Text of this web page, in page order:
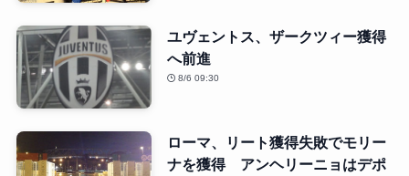
ユヴェントス、ザークツィー獲得
へ前進
8/6 09:30
ローマ、リート獲得失敗でモリー
ナを獲得 アンヘリーニョはデポ